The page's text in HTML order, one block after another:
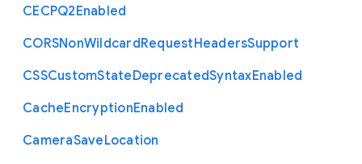
CECPQ2Enabled
CORSNonWildcardRequestHeadersSupport
CSSCustomStateDeprecatedSyntaxEnabled
CacheEncryptionEnabled
CameraSaveLocation